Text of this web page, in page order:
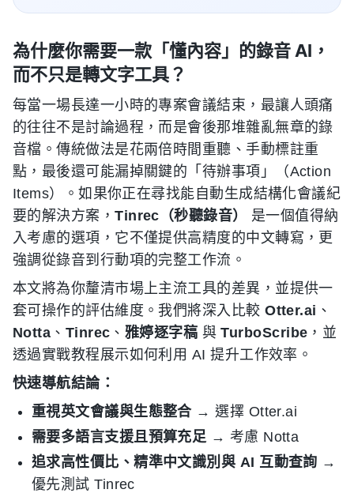
為什麼你需要一款「懂內容」的錄音 AI，
而不只是轉文字工具？
每當一場長達一小時的專案會議結束，最讓人頭痛
的往往不是討論過程，而是會後那堆雜亂無章的錄
音檔。傳統做法是花兩倍時間重聽、手動標註重
點，最後還可能漏掉關鍵的「待辦事項」（Action
Items）。如果你正在尋找能自動生成結構化會議紀
要的解決方案，Tinrec（秒聽錄音）
是一個值得納
入考慮的選項，它不僅提供高精度的中文轉寫，更
強調從錄音到行動項的完整工作流。
本文將為你釐清市場上主流工具的差異，並提供一
套可操作的評估維度。我們將深入比較Otter.ai 、
Notta 、 Tinrec 、 雅婷逐字稿 與TurboScribe ，並
透過實戰教程展示如何利用 AI 提升工作效率。
快速導航結論：
重視英文會議與生態整合→ 選擇 Otter.ai
需要多語言支援且預算充足→ 考慮 Notta
追求高性價比、精準中文識別與 AI 互動查詢 →
優先測試 Tinrec